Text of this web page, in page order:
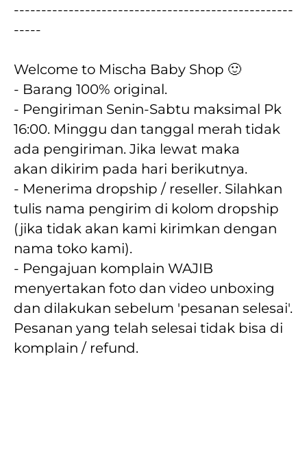
---------------------------------------------------
-----
Welcome to Mischa Baby Shop 🙂
- Barang 100% original.
- Pengiriman Senin-Sabtu maksimal Pk
16:00. Minggu dan tanggal merah tidak
ada pengiriman. Jika lewat maka
akan dikirim pada hari berikutnya.
- Menerima dropship / reseller. Silahkan
tulis nama pengirim di kolom dropship
(jika tidak akan kami kirimkan dengan
nama toko kami).
- Pengajuan komplain WAJIB
menyertakan foto dan video unboxing
dan dilakukan sebelum 'pesanan selesai'.
Pesanan yang telah selesai tidak bisa di
komplain / refund.